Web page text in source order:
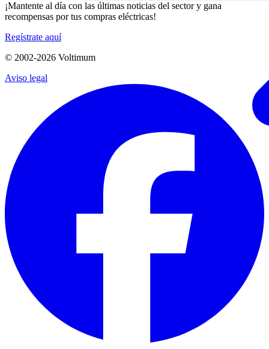
¡Mantente al día con las últimas noticias del sector y gana
recompensas por tus compras eléctricas!
Regístrate aquí
© 2002-2026 Voltimum
Aviso legal